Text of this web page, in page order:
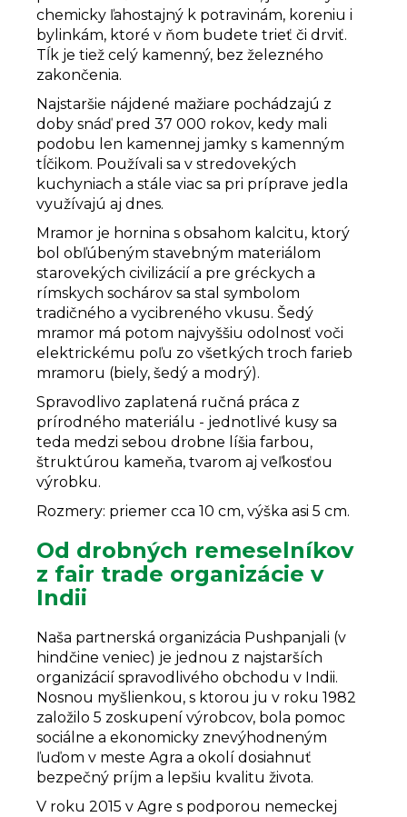
chemicky ľahostajný k potravinám, koreniu i
bylinkám, ktoré v ňom budete trieť či drviť.
Tĺk je tiež celý kamenný, bez železného
zakončenia.
Najstaršie nájdené mažiare pochádzajú z
doby snáď pred 37 000 rokov, kedy mali
podobu len kamennej jamky s kamenným
tĺčikom. Používali sa v stredovekých
kuchyniach a stále viac sa pri príprave jedla
využívajú aj dnes.
Mramor je hornina s obsahom kalcitu, ktorý
bol obľúbeným stavebným materiálom
starovekých civilizácií a pre gréckych a
rímskych sochárov sa stal symbolom
tradičného a vycibreného vkusu. Šedý
mramor má potom najvyššiu odolnosť voči
elektrickému poľu zo všetkých troch farieb
mramoru (biely, šedý a modrý).
Spravodlivo zaplatená ručná práca z
prírodného materiálu - jednotlivé kusy sa
teda medzi sebou drobne líšia farbou,
štruktúrou kameňa, tvarom aj veľkosťou
výrobku.
Rozmery: priemer cca 10 cm, výška asi 5 cm.
Od drobných remeselníkov
z fair trade organizácie v
Indii
Naša partnerská organizácia Pushpanjali (v
hindčine veniec) je jednou z najstarších
organizácií spravodlivého obchodu v Indii.
Nosnou myšlienkou, s ktorou ju v roku 1982
založilo 5 zoskupení výrobcov, bola pomoc
sociálne a ekonomicky znevýhodneným
ľuďom v meste Agra a okolí dosiahnuť
bezpečný príjm a lepšiu kvalitu života.
V roku 2015 v Agre s podporou nemeckej